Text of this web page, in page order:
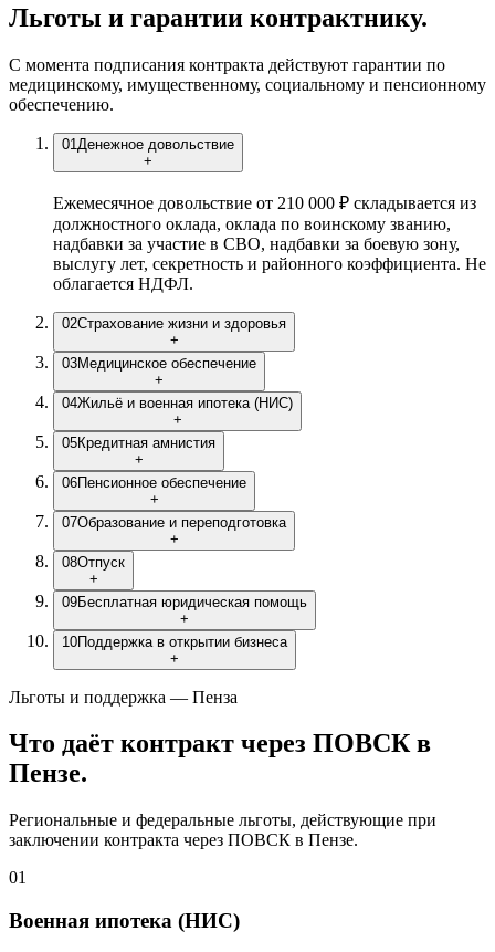
Льготы и гарантии контрактнику.
С момента подписания контракта действуют гарантии по
медицинскому, имущественному, социальному и пенсионному
обеспечению.
01 Денежное довольствие
+
Ежемесячное довольствие от 210 000 ₽ складывается из
должностного оклада, оклада по воинскому званию,
надбавки за участие в СВО, надбавки за боевую зону,
выслугу лет, секретность и районного коэффициента. Не
облагается НДФЛ.
02Страхование жизни и здоровья
+
03Медицинское обеспечение
+
04Жильё и военная ипотека (НИС)
+
05Кредитная амнистия
+
06Пенсионное обеспечение
+
07Образование и переподготовка
+
08Отпуск
+
09Бесплатная юридическая помощь
+
10Поддержка в открытии бизнеса
+
Льготы и поддержка — Пенза
Что даёт контракт через ПОВСКв
Пензе.
Региональные и федеральные льготы, действующие при
заключении контракта через ПОВСК в Пензе.
01
Военная ипотека (НИС)